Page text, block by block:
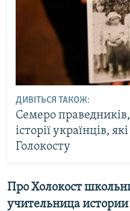
ДИВІТЬСЯ ТАКОЖ:
Семеро
історії українців,
Голокосту
Про Холокост
учительница истории